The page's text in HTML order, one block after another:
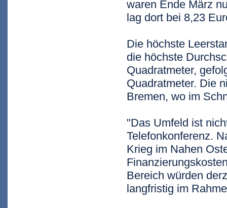
waren Ende März
lag dort bei 8,23
Die höchste
die höchste
Quadratmeter,
Quadratmeter. Die
Bremen, wo im
"Das Umfeld ist
Telefonkonferenz.
Krieg im Nahen
Bereich würden
langfristig im